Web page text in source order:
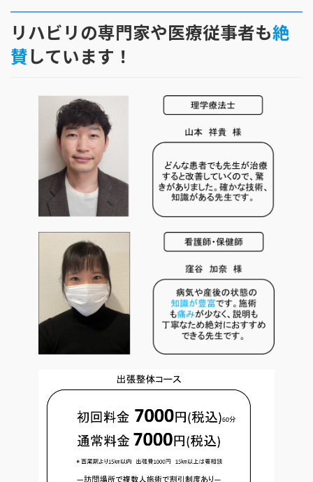
リハビリの専門家や医療従事者も絶
賛しています！